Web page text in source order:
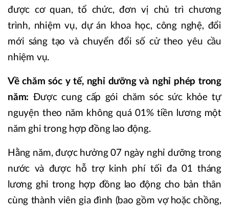
được cơ quan, tổ chức, đơn vị chủ trì chương
trình, nhiệm vụ, dự án khoa học, công nghệ, đổi
mới sáng tạo và chuyển đổi số cử theo yêu cầu
nhiệm vụ.
Về chăm sóc y tế, nghỉ dưỡng và nghỉ phép trong
năm: Được cung cấp gói chăm sóc sức khỏe tự
nguyện theo năm không quá 01% tiền lương một
năm ghi trong hợp đồng lao động.
Hằng năm, được hưởng 07 ngày nghỉ dưỡng trong
nước và được hỗ trợ kinh phí tối đa 01 tháng
lương ghi trong hợp đồng lao động cho bản thân
cùng thành viên gia đình (bao gồm vợ hoặc chồng,